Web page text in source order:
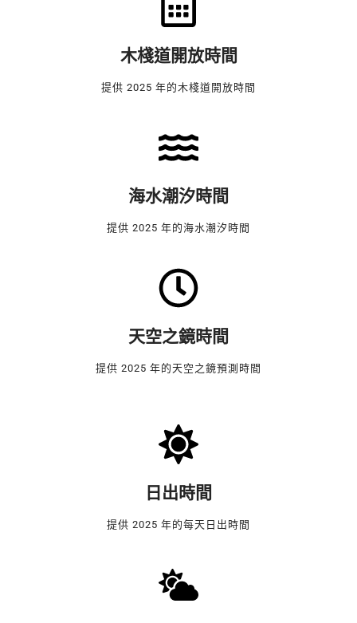
木棧道開放時間
提供 2025 年的木棧道開放時間
海水潮汐時間
提供 2025 年的海水潮汐時間
天空之鏡時間
提供 2025 年的天空之鏡預測時間
日出時間
提供 2025 年的每天日出時間